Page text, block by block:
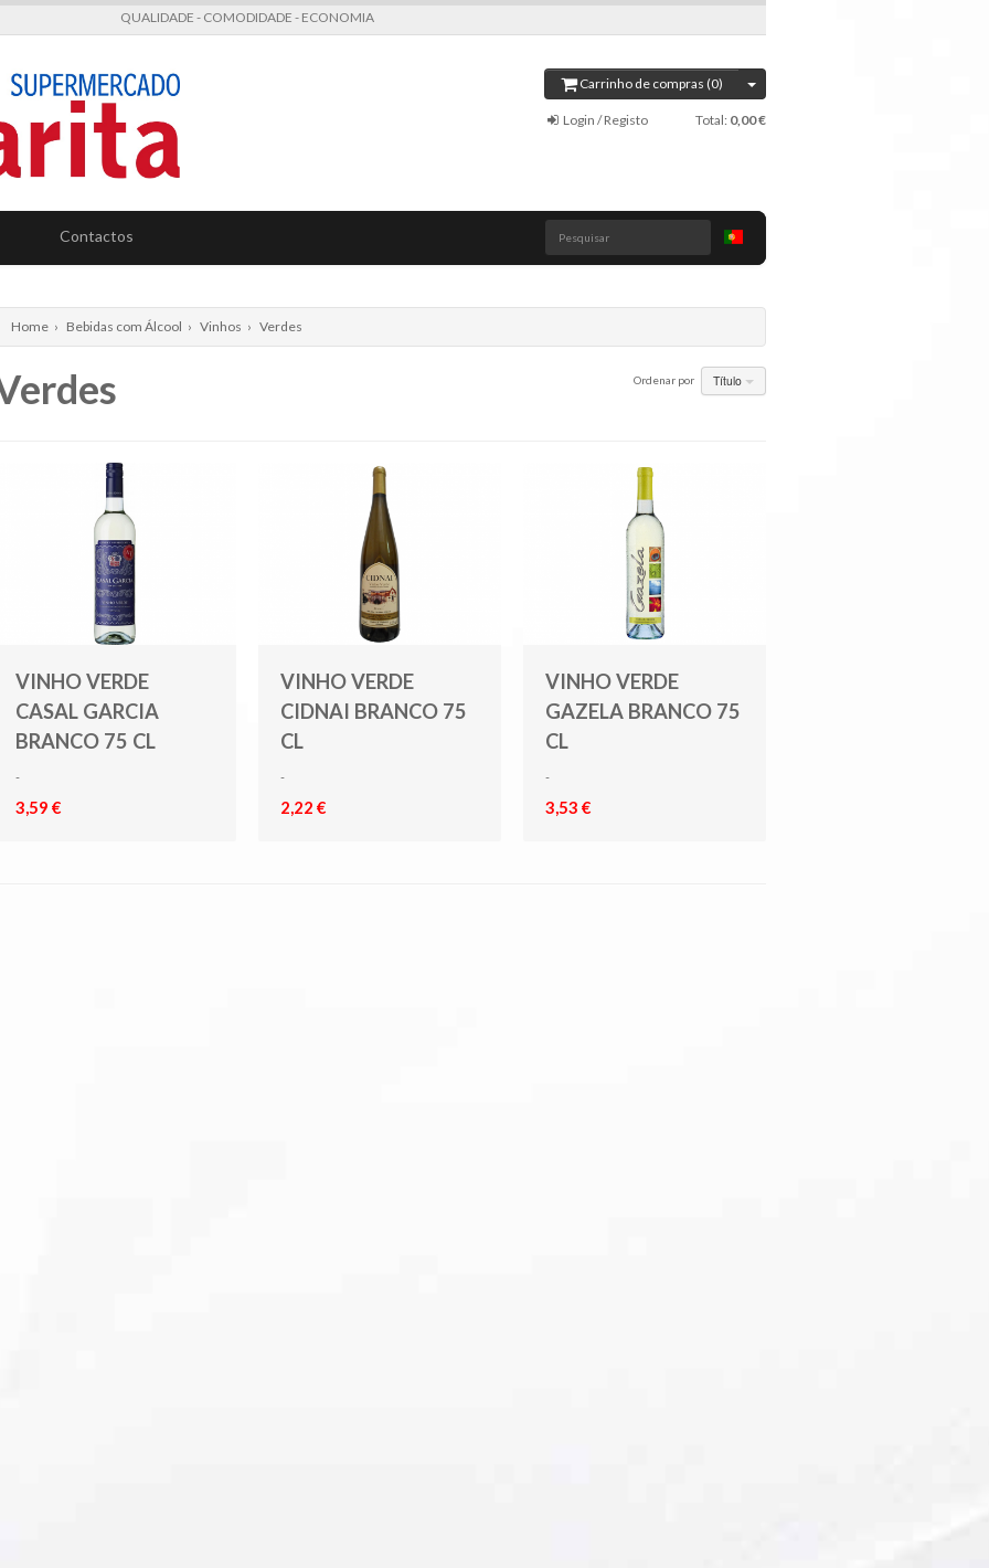
QUALIDADE - COMODIDADE - ECONOMIA
Carrinho de compras (0)
Login / Registo Total: 0,00 €
Contactos Pesquisar
Home › Bebidas com Álcool › Vinhos › Verdes
Ordenar por Título
VINHO VERDE
CASAL GARCIA
BRANCO 75 CL
-
3,59 €
VINHO VERDE
CIDNAI BRANCO 75
CL
-
2,22 €
VINHO VERDE
GAZELA BRANCO 75
CL
-
3,53 €